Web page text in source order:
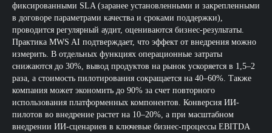
фиксированными SLA (заранее установленными и закрепленными
в договоре параметрами качества и сроками поддержки),
проводится регулярный аудит, оцениваются бизнес-результаты.
Практика MWS AI подтверждает, что эффект от внедрения можно
измерить. В отдельных функциях операционные затраты
снижаются до 30%, вывод продуктов на рынок ускоряется в 1,5–2
раза, а стоимость пилотирования сокращается на 40–60%. Также
компания может экономить до 90% за счет повторного
использования платформенных компонентов. Конверсия ИИ-
пилотов во внедрение растет на 10–20%, а при масштабном
внедрении ИИ-сценариев в ключевые бизнес-процессы EBITDA